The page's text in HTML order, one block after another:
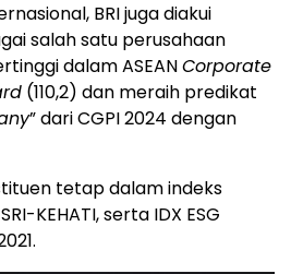
BRI juga diakui
salah satu perusahaan
dalam ASEANCorporate
(110,2) dan meraih predikat
” dari CGPI 2024 dengan
tetap dalam indeks
KEHATI, serta IDX ESG